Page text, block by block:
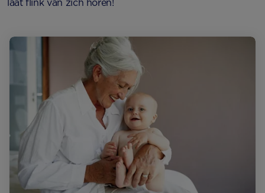
laat flink van zich horen!